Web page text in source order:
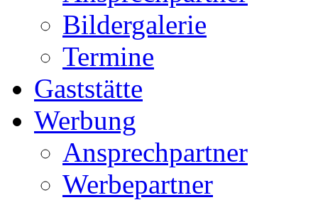
Bildergalerie
Termine
Gaststätte
Werbung
Ansprechpartner
Werbepartner